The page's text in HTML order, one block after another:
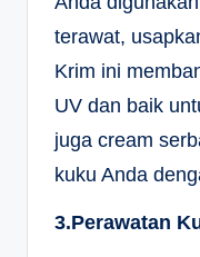
terawat,
Krim ini
UV dan baik
juga cream
kuku Anda
3.Perawatan